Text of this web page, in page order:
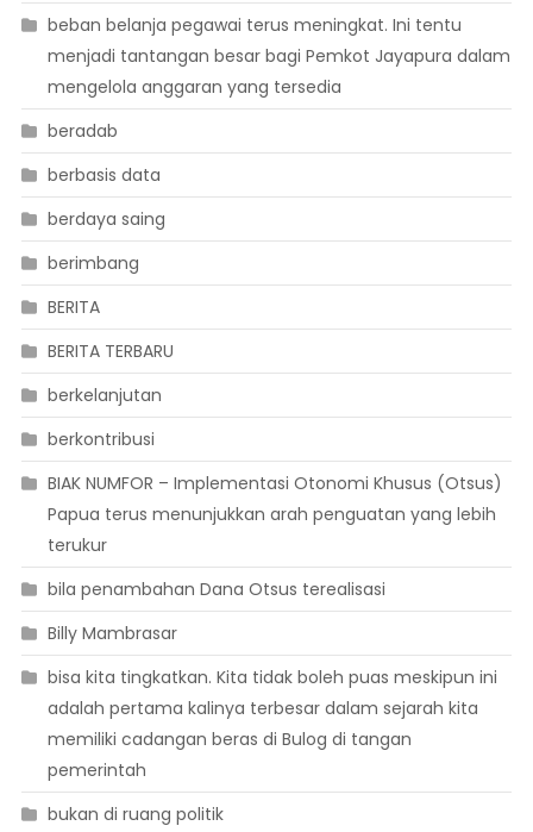
beban belanja pegawai terus meningkat. Ini tentu
menjadi tantangan besar bagi Pemkot Jayapura dalam
mengelola anggaran yang tersedia
beradab
berbasis data
berdaya saing
berimbang
BERITA
BERITA TERBARU
berkelanjutan
berkontribusi
BIAK NUMFOR – Implementasi Otonomi Khusus (Otsus)
Papua terus menunjukkan arah penguatan yang lebih
terukur
bila penambahan Dana Otsus terealisasi
Billy Mambrasar
bisa kita tingkatkan. Kita tidak boleh puas meskipun ini
adalah pertama kalinya terbesar dalam sejarah kita
memiliki cadangan beras di Bulog di tangan
pemerintah
bukan di ruang politik